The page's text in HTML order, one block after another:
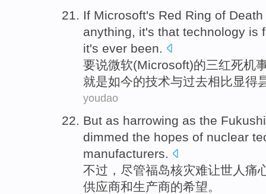
If Microsoft's Red Ring of Death
anything, it's that technology is
it's ever been.
要说微软(Microsoft)的三红死机
就是如今的技术与过去相比显得
youdao
But as harrowing as the
dimmed the hopes of nuclear
manufacturers.
不过 ，尽管福岛核灾难让世人 痛
供应商和生产商的希望。